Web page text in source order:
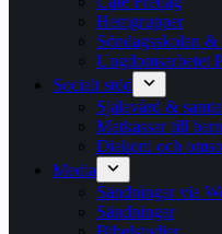
Hemgrupper
Söndagsskolan
Ungdomsarbetet
Socialt stöd
Själavård &
Matkassar till
Diakoni och
Media
Sändningar via
Sändningar